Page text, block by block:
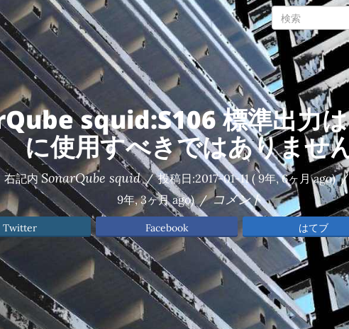
squid:S106 標準出力
に使用すべきではありませ
右記内SonarQube squid / 投稿日:2017-01-11 ( 9年, 6ヶ月 ago) /
9年, 3ヶ月 ago) / コメント
Twitter Facebook はてブ